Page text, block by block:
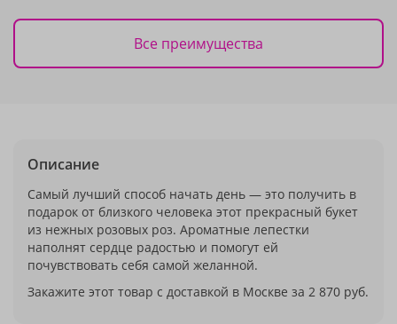
Все преимущества
Описание
Самый лучший способ начать день — это получить в
подарок от близкого человека этот прекрасный букет
из нежных розовых роз. Ароматные лепестки
наполнят сердце радостью и помогут ей
почувствовать себя самой желанной.
Закажите этот товар с доставкой в Москве за 2 870 руб.